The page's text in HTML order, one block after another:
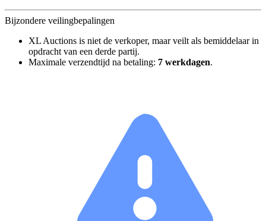
Bijzondere veilingbepalingen
XL Auctions is niet de verkoper, maar veilt als bemiddelaar in
opdracht van een derde partij.
Maximale verzendtijd na betaling: 7 werkdagen.